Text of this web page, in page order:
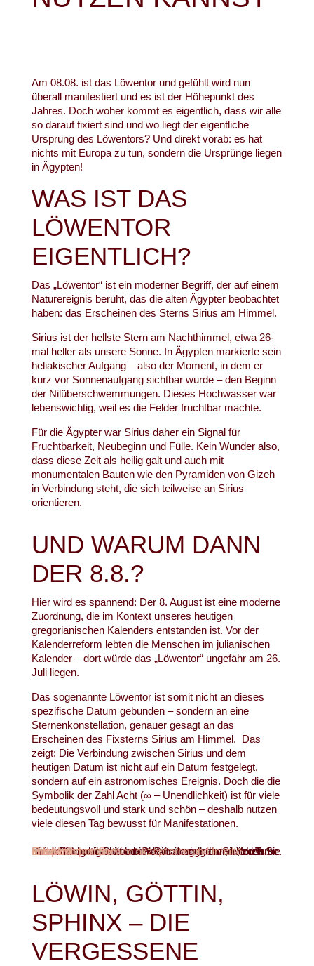
Am 08.08. ist das Löwentor und gefühlt wird nun
überall manifestiert und es ist der Höhepunkt des
Jahres. Doch woher kommt es eigentlich, dass wir alle
so darauf fixiert sind und wo liegt der eigentliche
Ursprung des Löwentors? Und direkt vorab: es hat
nichts mit Europa zu tun, sondern die Ursprünge liegen
in Ägypten!
WAS IST DAS
LÖWENTOR
EIGENTLICH?
Das „Löwentor“ ist ein moderner Begriff, der auf einem
Naturereignis beruht, das die alten Ägypter beobachtet
haben: das Erscheinen des Sterns Sirius am Himmel.
Sirius ist der hellste Stern am Nachthimmel, etwa 26-
mal heller als unsere Sonne. In Ägypten markierte sein
heliakischer Aufgang – also der Moment, in dem er
kurz vor Sonnenaufgang sichtbar wurde – den Beginn
der Nilüberschwemmungen. Dieses Hochwasser war
lebenswichtig, weil es die Felder fruchtbar machte.
Für die Ägypter war Sirius daher ein Signal für
Fruchtbarkeit, Neubeginn und Fülle. Kein Wunder also,
dass diese Zeit als heilig galt und auch mit
monumentalen Bauten wie den Pyramiden von Gizeh
in Verbindung steht, die sich teilweise an Sirius
orientieren.
UND WARUM DANN
DER 8.8.?
Hier wird es spannend: Der 8. August ist eine moderne
Zuordnung, die im Kontext unseres heutigen
gregorianischen Kalenders entstanden ist. Vor der
Kalenderreform lebten die Menschen im julianischen
Kalender – dort würde das „Löwentor“ ungefähr am 26.
Juli liegen.
Das sogenannte Löwentor ist somit nicht an dieses
spezifische Datum gebunden – sondern an eine
Sternenkonstellation, genauer gesagt an das
Erscheinen des Fixsterns Sirius am Himmel. Das
zeigt: Die Verbindung zwischen Sirius und dem
heutigen Datum ist nicht auf ein Datum festgelegt,
sondern auf ein astronomisches Ereignis. Doch die die
Symbolik der Zahl Acht (∞ – Unendlichkeit) ist für viele
bedeutungsvoll und stark und schön – deshalb nutzen
viele diesen Tag bewusst für Manifestationen.
Sie sehen gerade einen Platzhalterinhalt vonYouTube
. Um auf den eigentlichen Inhalt zuzugreifen, klicken Sie auf die Schaltfläche unten. Bitte beachten Sie, dass dabei Daten an Drittanbieter weitergegeben werden.
Mehr Informationen
Inhalt entsperren
Erforderlichen Service akzeptieren und Inhalte entsperren
LÖWIN, GÖTTIN,
SPHINX – DIE
VERGESSENE